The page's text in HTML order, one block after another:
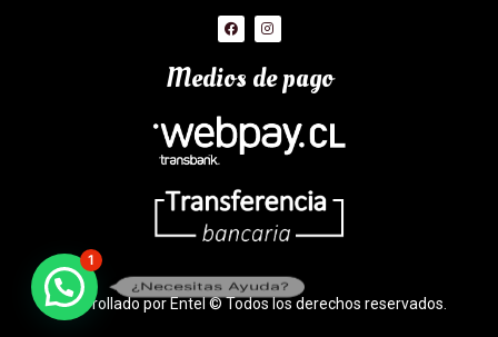
Medios de pago
Desarrollado por Entel © Todos los derechos reservados.
¿Necesitas Ayuda?
1